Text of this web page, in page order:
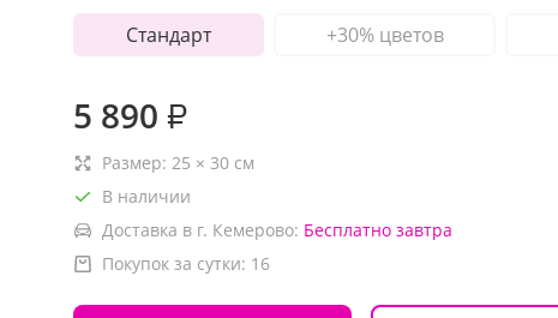
Стандарт
+30% цветов
5 890 ₽
Размер: 25 × 30 см
В наличии
Доставка в г. Кемерово: Бесплатно завтра
Покупок за сутки: 16